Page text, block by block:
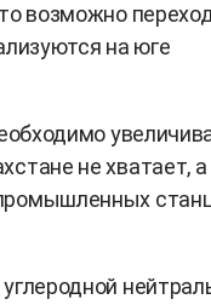
возможно
на юге
не хватает,